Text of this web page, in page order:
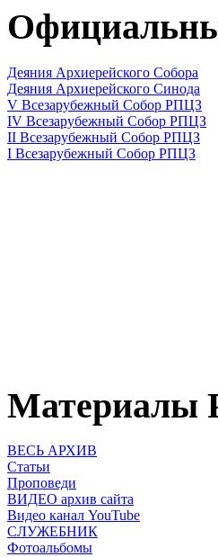
Деяния Архиерейского Собора
Деяния Архиерейского Синода
V Всезарубежный Собор РПЦЗ
IV Всезарубежный Собор РПЦЗ
II Всезарубежный Собор РПЦЗ
I Всезарубежный Собор РПЦЗ
Материалы
ВЕСЬ АРХИВ
Статьи
Проповеди
ВИДЕО архив сайта
Видео канал YouTube
СЛУЖЕБНИК
Фотоальбомы